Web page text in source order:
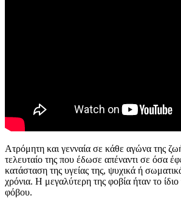
Ατρόμητη και γενναία σε κάθε αγώνα της
τελευταίο της που έδωσε απέναντι σε όσα
κατάσταση της υγείας της, ψυχικά ή
χρόνια. Η μεγαλύτερη της φοβία ήταν το
φόβου.